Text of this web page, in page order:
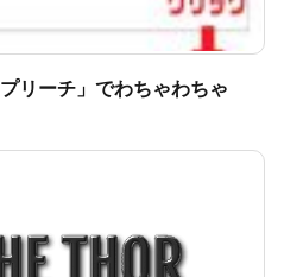
リーチ」でわちゃわちゃ